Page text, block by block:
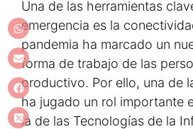
Una de las herramientas
emergencia es la
pandemia ha marcado un
forma de trabajo de las
productivo. Por ello, una de
ha jugado un rol importante
la de las Tecnologías de la